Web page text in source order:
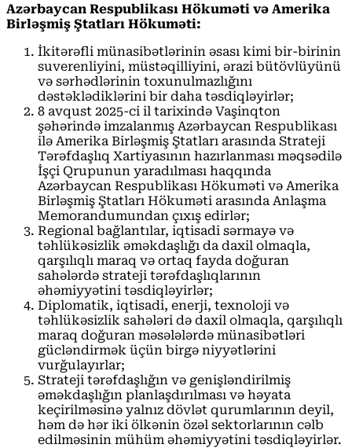
Azərbaycan Respublikası Hökuməti və Amerika
Birləşmiş Ştatları Hökuməti:
İkitərəfli münasibətlərinin əsası kimi bir-birinin
suverenliyini, müstəqilliyini, ərazi bütövlüyünü
və sərhədlərinin toxunulmazlığını
dəstəklədiklərini bir daha təsdiqləyirlər;
8 avqust 2025-ci il tarixində Vaşinqton
şəhərində imzalanmış Azərbaycan Respublikası
ilə Amerika Birləşmiş Ştatları arasında Strateji
Tərəfdaşlıq Xartiyasının hazırlanması məqsədilə
İşçi Qrupunun yaradılması haqqında
Azərbaycan Respublikası Hökuməti və Amerika
Birləşmiş Ştatları Hökuməti arasında Anlaşma
Memorandumundan çıxış edirlər;
Regional bağlantılar, iqtisadi sərmayə və
təhlükəsizlik əməkdaşlığı da daxil olmaqla,
qarşılıqlı maraq və ortaq fayda doğuran
sahələrdə strateji tərəfdaşlıqlarının
əhəmiyyətini təsdiqləyirlər;
Diplomatik, iqtisadi, enerji, texnoloji və
təhlükəsizlik sahələri də daxil olmaqla, qarşılıqlı
maraq doğuran məsələlərdə münasibətləri
gücləndirmək üçün birgə niyyətlərini
vurğulayırlar;
Strateji tərəfdaşlığın və genişləndirilmiş
əməkdaşlığın planlaşdırılması və həyata
keçirilməsinə yalnız dövlət qurumlarının deyil,
həm də hər iki ölkənin özəl sektorlarının cəlb
edilməsinin mühüm əhəmiyyətini təsdiqləyirlər.